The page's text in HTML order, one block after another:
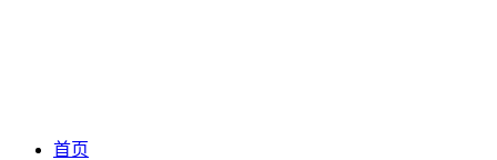
首页